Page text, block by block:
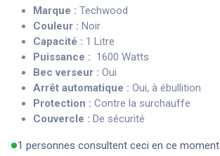
Marque : Techwood
Couleur : Noir
Capacité : 1 Litre
Puissance : 1600 Watts
Bec verseur : Oui
Arrêt automatique : Oui, à ébullition
Protection : Contre la surchauffe
Couvercle : De sécurité
1 personnes consultent ceci en ce moment